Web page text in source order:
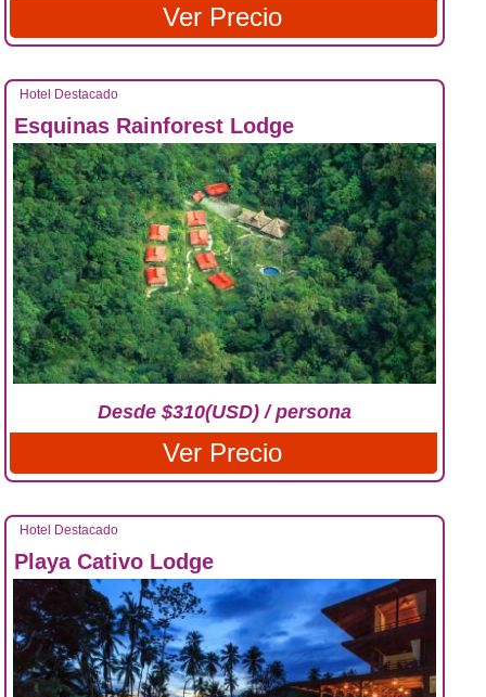
Ver Precio
Hotel Destacado
Esquinas Rainforest Lodge
Desde $310(USD) / persona
Ver Precio
Hotel Destacado
Playa Cativo Lodge